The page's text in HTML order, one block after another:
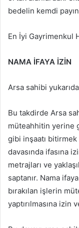
bedelin kemdi
En İyi Gayrimenkul
NAMA İFAYA İZİN
Arsa sahibi
Bu takdirde Arsa
müteahhitin yerine
gibi inşaatı
davasında ifasına
metrajları ve
saptanır. Nama
bırakılan işlerin
yaptırılmasına izin